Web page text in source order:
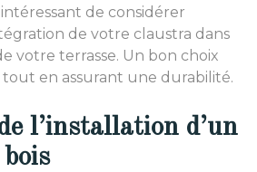
de considérer
de votre claustra dans
votre terrasse. Un bon choix
tout en assurant une durabilité.
l’installation d’un